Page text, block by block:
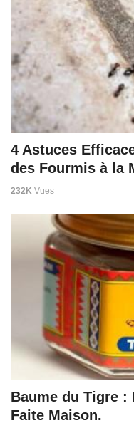
4 Astuces
des Fourmis à la
232K Vues
Baume du Tigre :
Faite Maison.